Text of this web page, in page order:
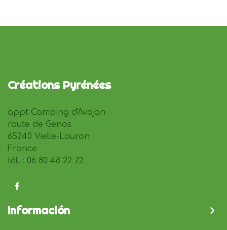
Créations Pyrénées
appt Camping d'Avajan
route de Genos
65240 Vielle-Louron
France
tél. : 06 80 48 22 72
Información